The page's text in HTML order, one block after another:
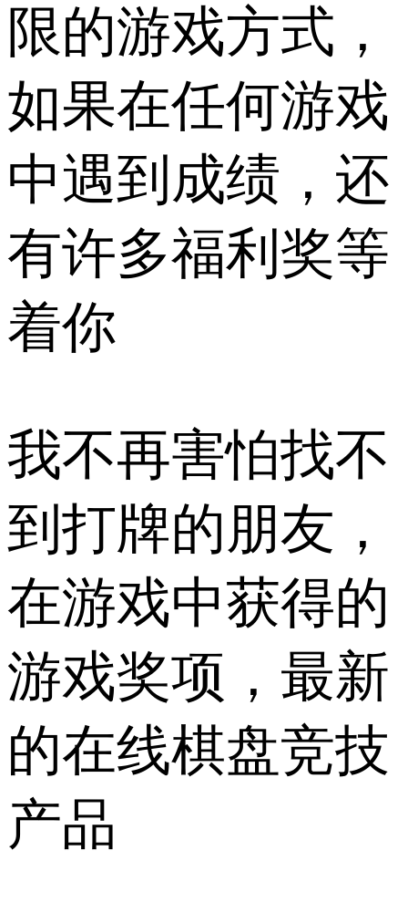
限的游戏方式，
如果在任何游戏
中遇到成绩，还
有许多福利奖等
着你
我不再害怕找不
到打牌的朋友，
在游戏中获得的
游戏奖项，最新
的在线棋盘竞技
产品